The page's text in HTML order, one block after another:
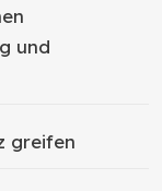
und
greifen